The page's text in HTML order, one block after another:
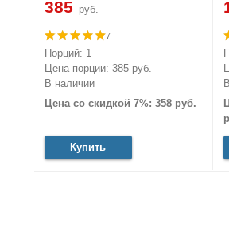
385 руб.
7
Порций: 1
Цена порции: 385 руб.
В наличии
Цена со скидкой 7%: 358 руб.
Купить